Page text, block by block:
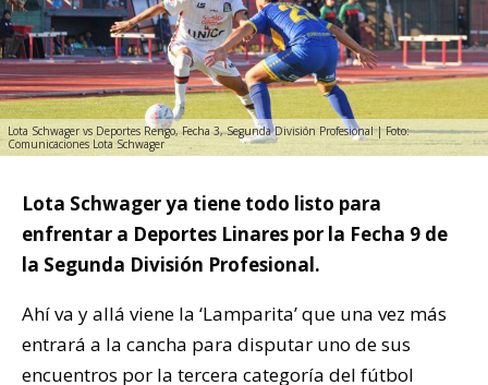
Lota Schwager vs Deportes Rengo, Fecha 3, Segunda División Profesional | Foto:
Comunicaciones Lota Schwager
Lota Schwager ya tiene todo listo para
enfrentar a Deportes Linares por la Fecha 9 de
la Segunda División Profesional.
Ahí va y allá viene la ‘Lamparita’ que una vez más
entrará a la cancha para disputar uno de sus
encuentros por la tercera categoría del fútbol